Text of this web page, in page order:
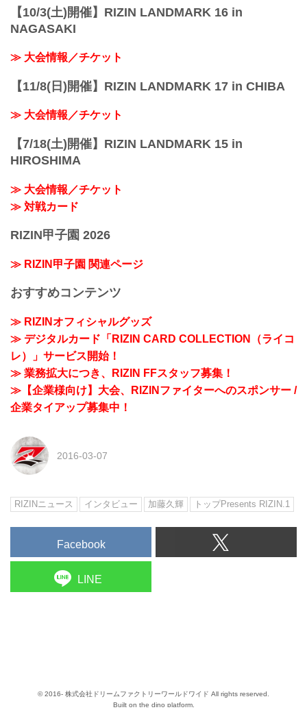
【10/3(土)開催】RIZIN LANDMARK 16 in
NAGASAKI
≫ 大会情報／チケット
【11/8(日)開催】RIZIN LANDMARK 17 in CHIBA
≫ 大会情報／チケット
【7/18(土)開催】RIZIN LANDMARK 15 in
HIROSHIMA
≫ 大会情報／チケット
≫ 対戦カード
RIZIN甲子園 2026
≫ RIZIN甲子園 関連ページ
おすすめコンテンツ
≫ RIZINオフィシャルグッズ
≫ デジタルカード「RIZIN CARD COLLECTION（ライコ
レ）」サービス開始！
≫ 業務拡大につき、RIZIN FFスタッフ募集！
≫【企業様向け】大会、RIZINファイターへのスポンサー /
企業タイアップ募集中！
2016-03-07
RIZINニュース インタビュー 加藤久輝 トップPresents RIZIN.1
Facebook
LINE
© 2016- 株式会社ドリームファクトリーワールドワイド All rights reserved.
Built on the dino platform.